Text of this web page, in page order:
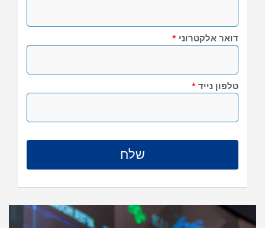
דואר אלקטרוני *
טלפון נייד *